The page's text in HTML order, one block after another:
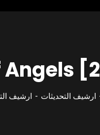
ارشيف التحديثات ارشيف